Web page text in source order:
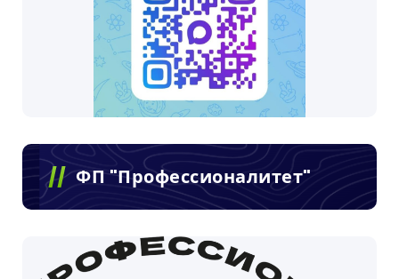
ФП "Профессионалитет"